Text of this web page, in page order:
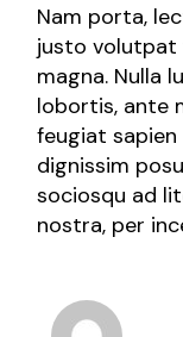
Nam porta,
justo volutpat
magna. Nulla
lobortis, ante
feugiat sapien
dignissim
sociosqu ad
nostra, per